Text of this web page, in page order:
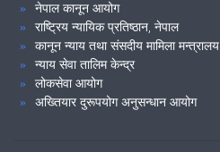
नेपाल कानून आयोग
राष्ट्रिय न्यायिक प्रतिष्ठान, नेपाल
कानून न्याय तथा संसदीय मामिला मन्त्रालय
न्याय सेवा तालिम केन्द्र
लोकसेवा आयोग
अख्तियार दुरूपयोग अनुसन्धान आयोग